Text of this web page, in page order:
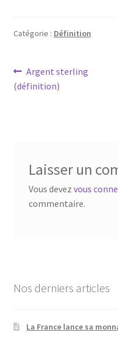
Catégorie : Définition
Argent sterling
(définition)
Laisser un
Vous devez vous
commentaire.
Nos derniers articles
La France lance sa